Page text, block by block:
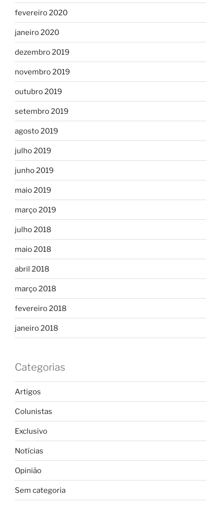
fevereiro 2020
janeiro 2020
dezembro 2019
novembro 2019
outubro 2019
setembro 2019
agosto 2019
julho 2019
junho 2019
maio 2019
março 2019
julho 2018
maio 2018
abril 2018
março 2018
fevereiro 2018
janeiro 2018
Categorias
Artigos
Colunistas
Exclusivo
Notícias
Opinião
Sem categoria